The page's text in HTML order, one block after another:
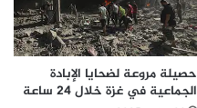
حصيلة مروعة لضحايا الإبادة
الجماعية في غزة خلال 24 ساعة